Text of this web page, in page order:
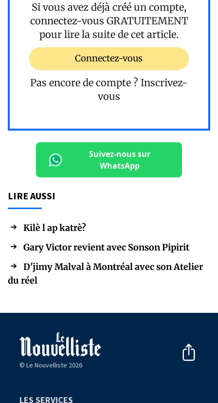
Si vous avez déjà créé un compte,
connectez-vous GRATUITEMENT
pour lire la suite de cet article.
Connectez-vous
Pas encore de compte ? Inscrivez-
vous
Suivez-nous sur
WhatsApp
LIRE AUSSI
Kilè l ap katrè?
Gary Victor revient avec Sonson Pipirit
D'jimy Malval à Montréal avec son Atelier
du réel
© Le Nouvelliste 2026
LES SERVICES